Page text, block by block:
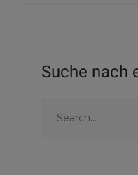
Suche nach